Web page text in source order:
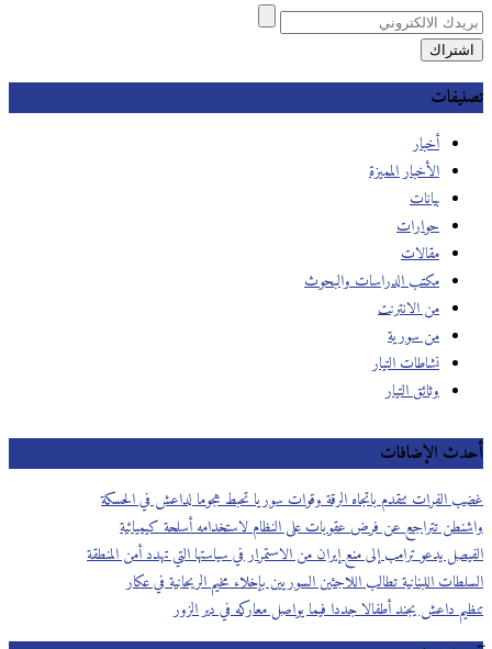
تصنيفات
أخبار
الأخبار المميزة
بيانات
حوارات
مقالات
مكتب الدراسات والبحوث
من الانترنت
من سورية
نشاطات التيار
وثائق التيار
أحدث الإضافات
غضب الفرات تتقدم باتجاه الرقة وقوات سوريا تحبط هجوما لداعش في الحسكة
واشنطن تتراجع عن فرض عقوبات على النظام لاستخدامه أسلحة كيميائية
الفيصل يدعو ترامب إلى منع إيران من الاستمرار في سياستها التي تهدد أمن المنطقة
السلطات اللبنانية تطالب اللاجئين السوريين بإخلاء مخيم الريحانية في عكار
تنظيم داعش يجند أطفالا جددا فيما يواصل معاركه في دير الزور